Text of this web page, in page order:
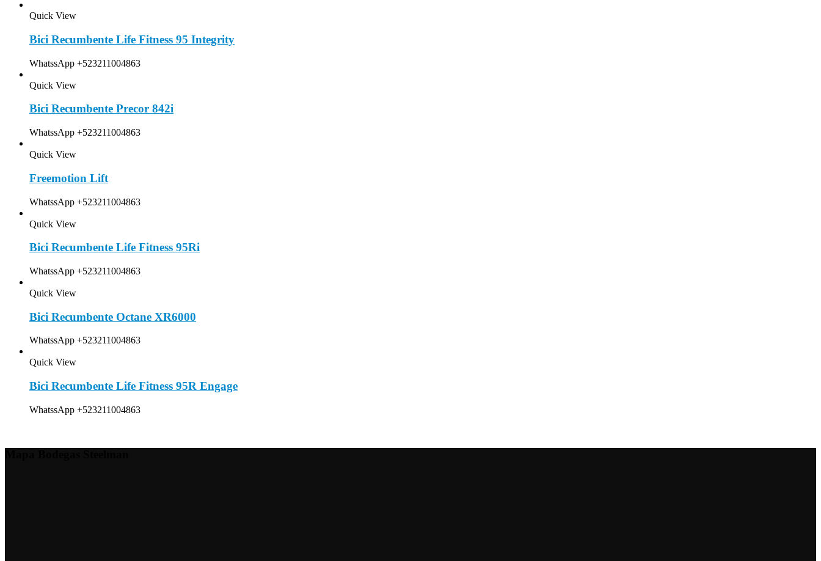
Quick View
Bici Recumbente Life Fitness 95 Integrity
WhatssApp +523211004863
Quick View
Bici Recumbente Precor 842i
WhatssApp +523211004863
Quick View
Freemotion Lift
WhatssApp +523211004863
Quick View
Bici Recumbente Life Fitness 95Ri
WhatssApp +523211004863
Quick View
Bici Recumbente Octane XR6000
WhatssApp +523211004863
Quick View
Bici Recumbente Life Fitness 95R Engage
WhatssApp +523211004863